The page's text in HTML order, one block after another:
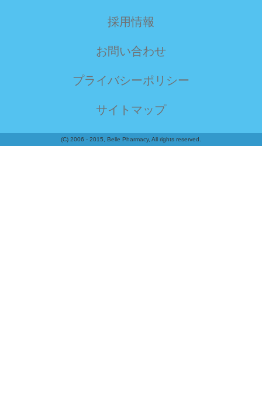
採用情報
お問い合わせ
プライバシーポリシー
サイトマップ
(C) 2006 - 2015, Belle Pharmacy, All rights reserved.